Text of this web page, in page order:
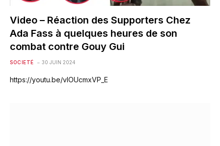
Video – Réaction des Supporters Chez
Ada Fass à quelques heures de son
combat contre Gouy Gui
SOCIETÉ 30 JUIN 2024
https://youtu.be/vlOUcmxVP_E